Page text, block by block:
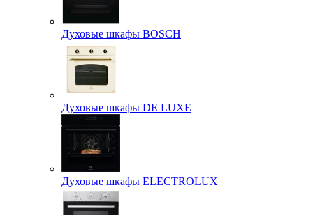
Духовые шкафы BOSCH
Духовые шкафы DE LUXE
Духовые шкафы ELECTROLUX